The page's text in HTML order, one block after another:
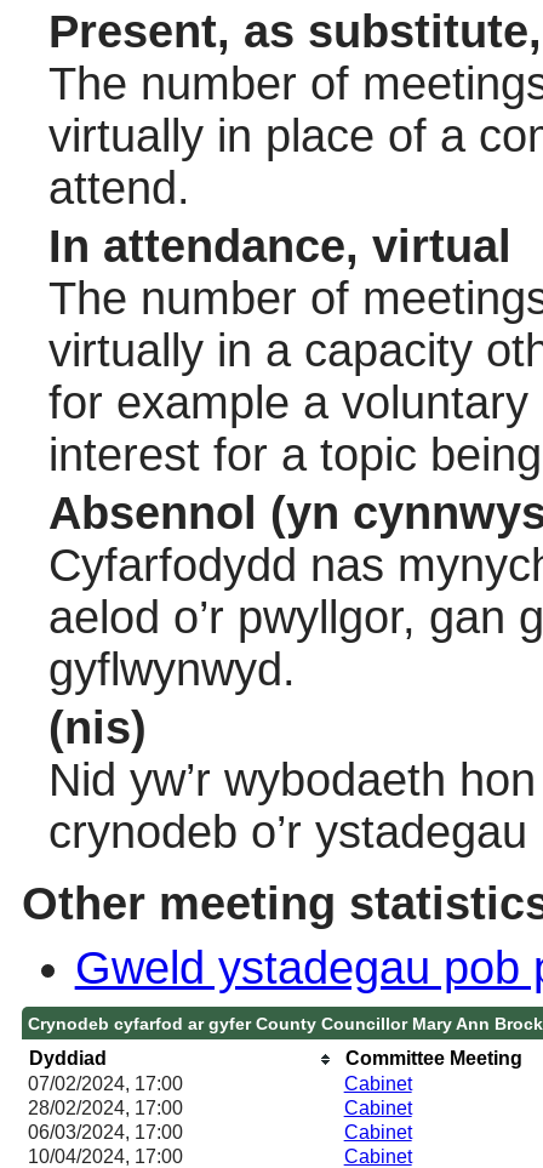
Present, as
The number of
virtually in place of a
attend.
In attendance, virtual
The number of
virtually in a capacity
for example a
interest for a topic
Absennol (yn
Cyfarfodydd nas
aelod o’r pwyllgor, gan
gyflwynwyd.
(nis)
Nid yw’r wybodaeth
crynodeb o’r
Other meeting
Gweld ystadegau pob
Crynodeb cyfarfod ar gyfer County Councillor Mary Ann
Dyddiad
Committee Meeting
07/02/2024, 17:00
Cabinet
28/02/2024, 17:00 Cabinet
06/03/2024, 17:00 Cabinet
10/04/2024, 17:00 Cabinet